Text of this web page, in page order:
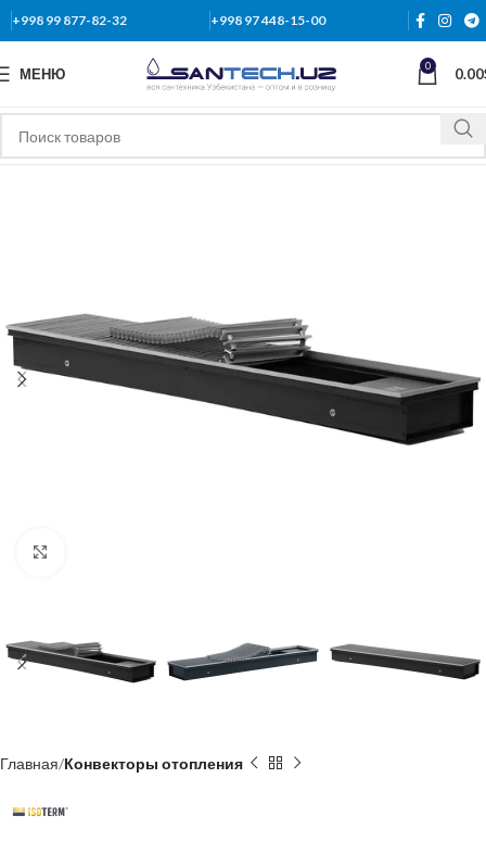
+998 99 877-82-32 +998 97 448-15-00
МЕНЮ 0 0.00
Главная Конвекторы отопления